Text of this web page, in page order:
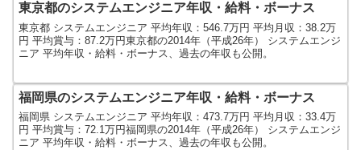
東京都のシステムエンジニア年収・給料・ボーナス
東京都 システムエンジニア 平均年収：546.7万円 平均月収：38.2万
円 平均賞与：87.2万円東京都の2014年（平成26年） システムエンジ
ニア 平均年収・給料・ボーナス、過去の年収も公開。
福岡県のシステムエンジニア年収・給料・ボーナス
福岡県 システムエンジニア 平均年収：473.7万円 平均月収：33.4万
円 平均賞与：72.1万円福岡県の2014年（平成26年） システムエンジ
ニア 平均年収・給料・ボーナス、過去の年収も公開。